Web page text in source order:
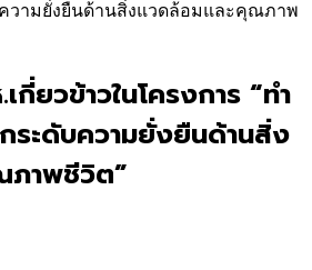
วามยั่งยืนด้านสิ่งแวดล้อมและคุณภาพ
กี่ยวข้าวในโครงการ “ทำ
ระดับความยั่งยืนด้านสิ่ง
าพชีวิต”